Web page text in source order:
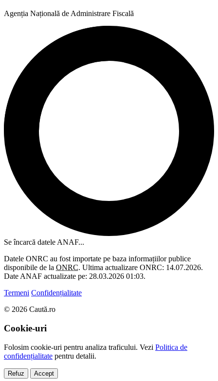
Agenția Națională de Administrare Fiscală
Se încarcă datele ANAF...
Datele ONRC au fost importate pe baza informațiilor publice
disponibile de la ONRC. Ultima actualizare ONRC: 14.07.2026.
Date ANAF actualizate pe: 28.03.2026 01:03.
Termeni Confidențialitate
© 2026 Caută.ro
Cookie-uri
Folosim cookie-uri pentru analiza traficului. Vezi Politica de
confidențialitate pentru detalii.
Refuz Accept